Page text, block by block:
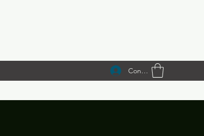
Conectează-te